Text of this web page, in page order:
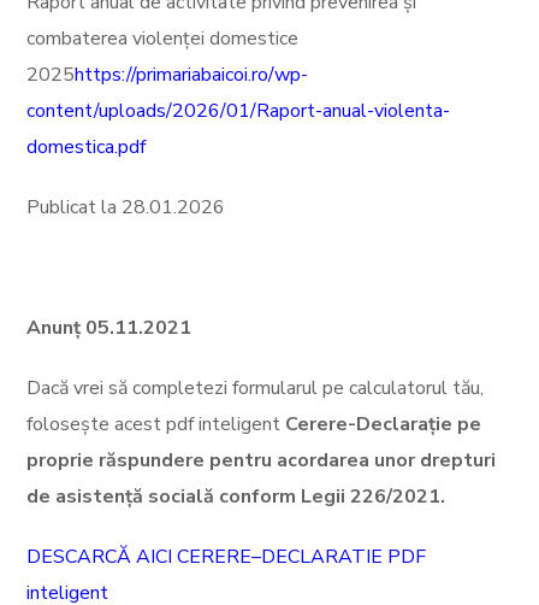
combaterea violenței domestice
2025https://primariabaicoi.ro/wp-
content/uploads/2026/01/Raport-anual-violenta-
domestica.pdf
Publicat la 28.01.2026
Anunț 05.11.2021
Dacă vrei să completezi formularul pe calculatorul tău,
folosește acest pdf inteligent Cerere-Declarație pe
proprie răspundere pentru acordarea unor drepturi
de asistență socială conform Legii 226/2021.
DESCARCĂ AICI CERERE–DECLARATIE PDF
inteligent